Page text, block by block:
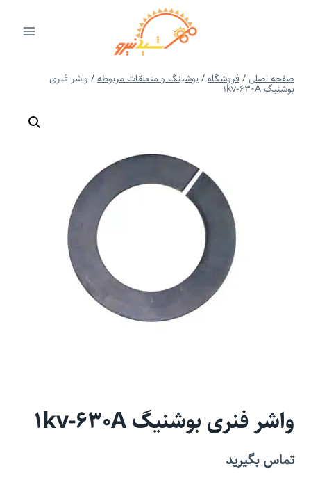
صفحه اصلی/فروشگاه/بوشینگ و متعلقات مربوطه/ واشر فنری
بوشنیگ 1kv-630A
واشر فنری بوشنیگ 1kv-630A
تماس بگیرید